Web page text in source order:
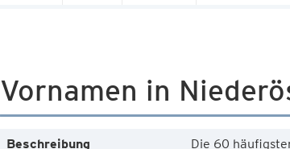
Vornamen in
Beschreibung
Die 60